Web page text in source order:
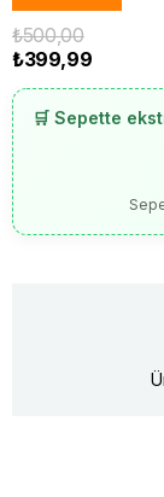
₺500,00
₺399,99
🛒 Sepette